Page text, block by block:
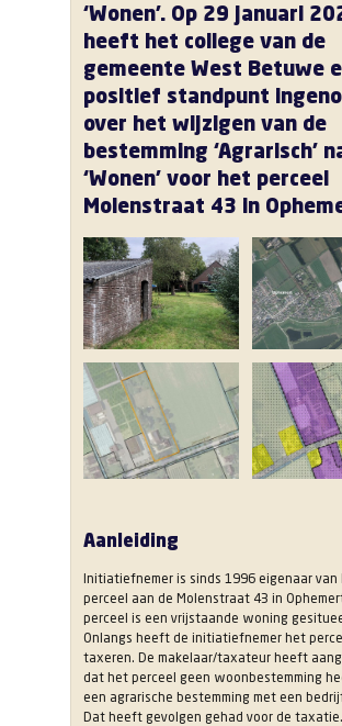
‘Wonen’. Op 29 januari
heeft het college van de
gemeente West Betuwe
positief standpunt
over het wijzigen van de
bestemming ‘Agrarisch’
‘Wonen’ voor het perceel
Molenstraat 43 in
Aanleiding
Initiatiefnemer is sinds 1996 eigenaar van
perceel aan de Molenstraat 43 in
perceel is een vrijstaande woning
Onlangs heeft de initiatiefnemer het
taxeren. De makelaar/taxateur heeft
dat het perceel geen woonbestemming
een agrarische bestemming met een
Dat heeft gevolgen gehad voor de